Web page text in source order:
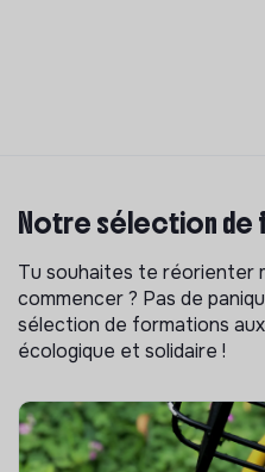
Notre sélection de
Tu souhaites te réorienter
commencer ? Pas de
sélection de formations
écologique et solidaire !